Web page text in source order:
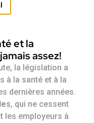
et la
assez!
la législation a
à la santé et à la
dernières années.
, qui ne cessent
les employeurs à